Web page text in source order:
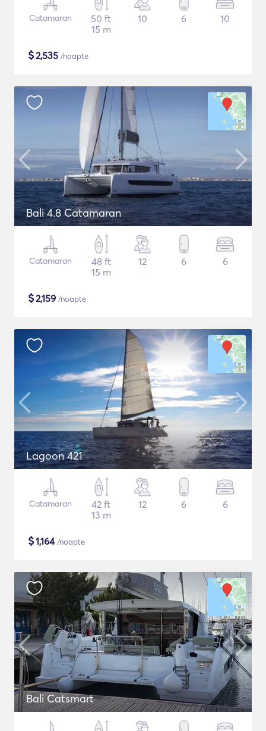
Catamaran
50 ft
15 m
10 6 10
$2,535 /noapte
Bali 4.8 Catamaran
Catamaran
48 ft
15 m
12 6 6
$2,159 /noapte
Lagoon 421
Catamaran
42 ft
13 m
12 6 6
$1,164/noapte
Bali Catsmart